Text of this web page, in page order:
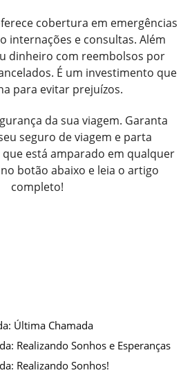
cobertura em emergências
internações e consultas. Além
dinheiro com reembolsos por
É um investimento que
para evitar prejuízos.
da sua viagem. Garanta
seguro de viagem e parta
está amparado em qualquer
botão abaixo e leia o artigo
completo!
Última Chamada
Realizando Sonhos e Esperanças
Realizando Sonhos!